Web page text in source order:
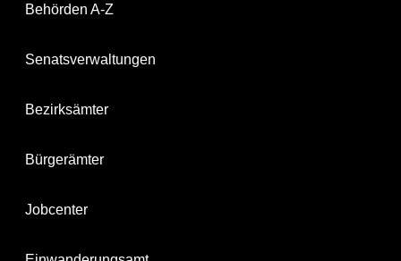
Behörden A-Z
Senatsverwaltungen
Bezirksämter
Bürgerämter
Jobcenter